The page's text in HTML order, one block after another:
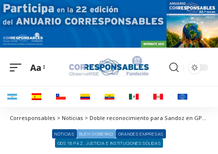
Aa
Corresponsables > Noticias > Doble reconocimiento para Sandoz en GPTW 2023: premio al Mejor Directivo Best Workplaces 2023 para Joaquín Rodrigo y certificación entre las 10 Mejores Empresas para Trabajar
NOTICIAS BUEN GOBIERNO
GRANDES EMPRESAS
ODS 16 PAZ, JUSTICIA E INSTITUCIONES SÓLIDAS